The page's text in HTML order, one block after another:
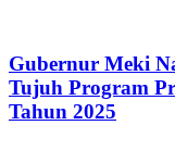
Gubernur Meki
Tujuh Program
Tahun 2025